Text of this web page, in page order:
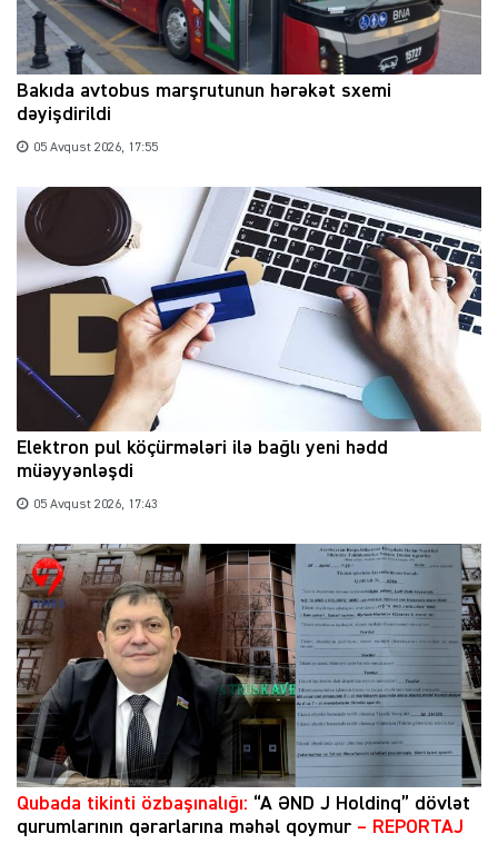
Bakıda avtobus marşrutunun hərəkət sxemi
dəyişdirildi
05 Avqust 2026, 17:55
Elektron pul köçürmələri ilə bağlı yeni hədd
müəyyənləşdi
05 Avqust 2026, 17:43
Qubada tikinti özbaşınalığı: “A ƏND J Holdinq” dövlət
qurumlarının qərarlarına məhəl qoymur – REPORTAJ